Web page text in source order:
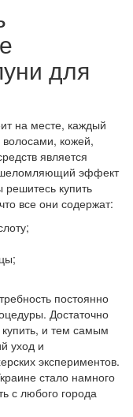
для
на месте, каждый
кожей,
является
эффект
купить
все они содержат:
постоянно
Достаточно
и тем самым
уход и
экспериментов.
стало намного
с любого города